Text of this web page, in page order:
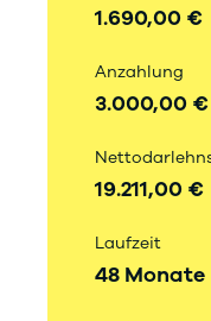
1.690,00 €
Anzahlung
3.000,00 €
19.211,00 €
Laufzeit
48 Monate